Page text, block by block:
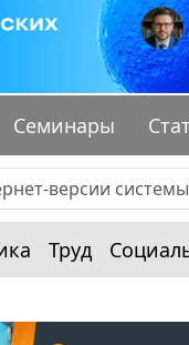
Семинары
Труд